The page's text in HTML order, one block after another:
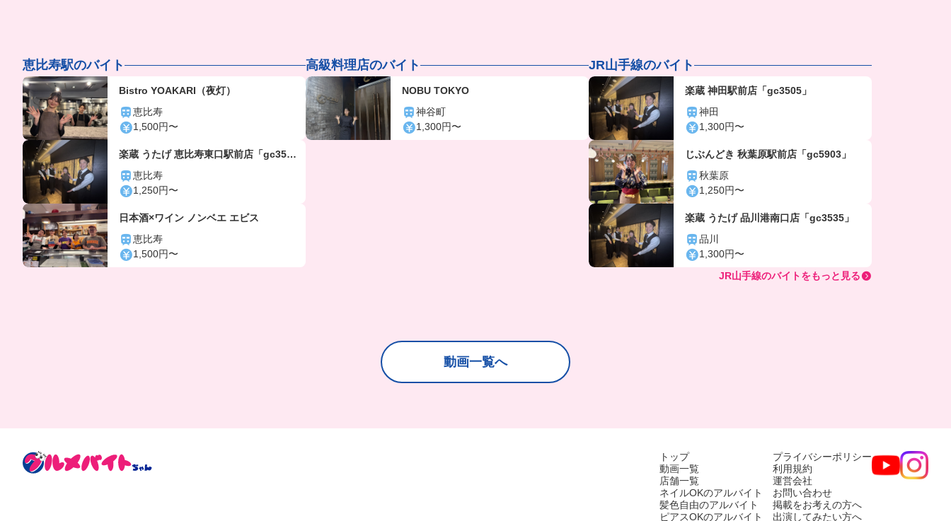
恵比寿駅のバイト
Bistro YOAKARI（夜灯）
恵比寿
1,500円〜
楽蔵 うたげ 恵比寿東口駅前店「gc356
4」恵比寿
1,250円〜
日本酒×ワイン ノンベエ エビス
恵比寿
1,500円〜
高級料理店のバイト
NOBU TOKYO
神谷町
1,300円〜
JR山手線のバイト
楽蔵 神田駅前店「gc3505」
神田
1,300円〜
じぶんどき 秋葉原駅前店「gc5903」
秋葉原
1,250円〜
楽蔵 うたげ 品川港南口店「gc3535」
品川
1,300円〜
JR山手線のバイトをもっと見る
動画一覧へ
トップ
動画一覧
店舗一覧
ネイルOKのアルバイト
髪色自由のアルバイト
ピアスOKのアルバイト
プライバシーポリシー
利用規約
運営会社
お問い合わせ
掲載をお考えの方へ
出演してみたい方へ